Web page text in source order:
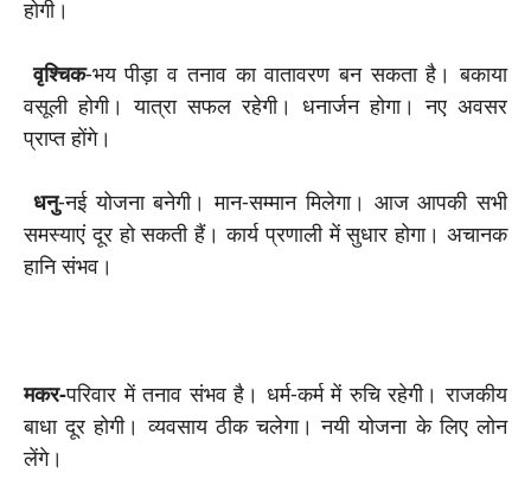
होगी।
वृश्चिक-भय पीड़ा व तनाव का वातावरण बन सकता है। बकाया
वसूली होगी। यात्रा सफल रहेगी। धनार्जन होगा। नए अवसर
प्राप्त होंगे।
धनु-नई योजना बनेगी। मान-सम्मान मिलेगा। आज आपकी सभी
समस्याएं दूर हो सकती हैं। कार्य प्रणाली में सुधार होगा। अचानक
हानि संभव।
मकर-परिवार में तनाव संभव है। धर्म-कर्म में रुचि रहेगी। राजकीय
बाधा दूर होगी। व्यवसाय ठीक चलेगा। नयी योजना के लिए लोन
लेंगे।